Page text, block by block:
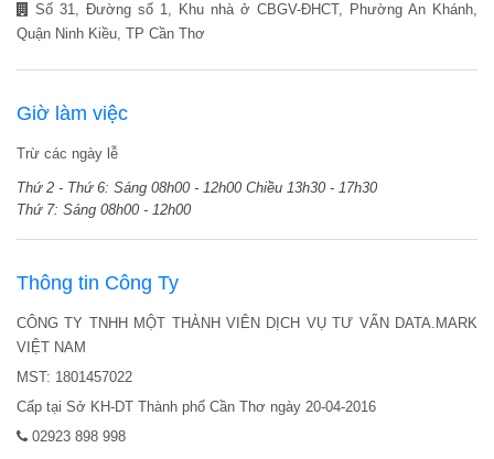
Số 31, Đường số 1, Khu nhà ở CBGV-ĐHCT, Phường An Khánh,
Quận Ninh Kiều, TP Cần Thơ
Giờ làm việc
Trừ các ngày lễ
Thứ 2 - Thứ 6: Sáng 08h00 - 12h00 Chiều 13h30 - 17h30
Thứ 7: Sáng 08h00 - 12h00
Thông tin Công Ty
CÔNG TY TNHH MỘT THÀNH VIÊN DỊCH VỤ TƯ VẤN DATA.MARK
VIỆT NAM
MST: 1801457022
Cấp tại Sở KH-DT Thành phố Cần Thơ ngày 20-04-2016
02923 898 998